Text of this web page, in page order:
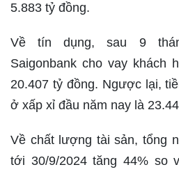
5.883 tỷ đồng.
Về tín dụng, sau 9
Saigonbank cho vay khách
20.407 tỷ đồng. Ngược lại,
ở xấp xỉ đầu năm nay là
Về chất lượng tài sản, tổng
tới 30/9/2024 tăng 44% so